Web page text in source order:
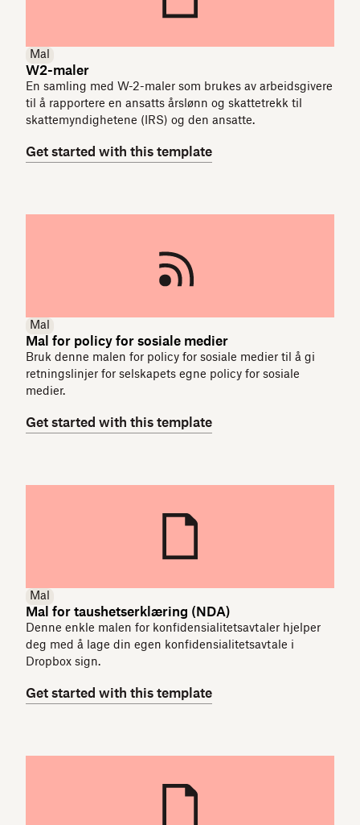
Mal
W2-maler
En samling med W-2-maler som brukes av arbeidsgivere
til å rapportere en ansatts årslønn og skattetrekk til
skattemyndighetene (IRS) og den ansatte.
Get started with this template
Mal
Mal for policy for sosiale medier
Bruk denne malen for policy for sosiale medier til å gi
retningslinjer for selskapets egne policy for sosiale
medier.
Get started with this template
Mal
Mal for taushetserklæring (NDA)
Denne enkle malen for konfidensialitetsavtaler hjelper
deg med å lage din egen konfidensialitetsavtale i
Dropbox sign.
Get started with this template